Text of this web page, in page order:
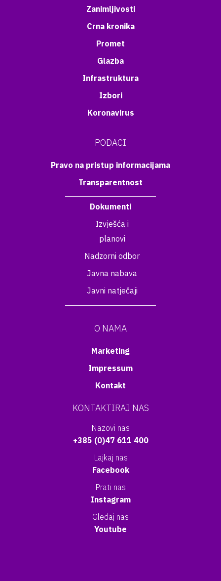
Zanimljivosti
Crna kronika
Promet
Glazba
Infrastruktura
Izbori
Koronavirus
PODACI
Pravo na pristup informacijama
Transparentnost
Dokumenti
Izvješća i
planovi
Nadzorni odbor
Javna nabava
Javni natječaji
O NAMA
Marketing
Impressum
Kontakt
KONTAKTIRAJ NAS
Nazovi nas
+385 (0)47 611 400
Lajkaj nas
Facebook
Prati nas
Instagram
Gledaj nas
Youtube